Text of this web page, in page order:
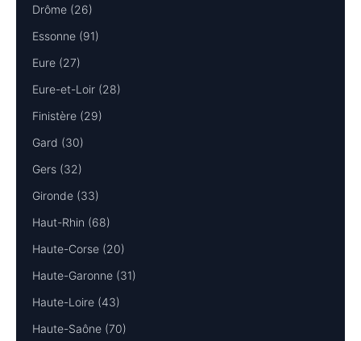
Drôme (26)
Essonne (91)
Eure (27)
Eure-et-Loir (28)
Finistère (29)
Gard (30)
Gers (32)
Gironde (33)
Haut-Rhin (68)
Haute-Corse (20)
Haute-Garonne (31)
Haute-Loire (43)
Haute-Saône (70)